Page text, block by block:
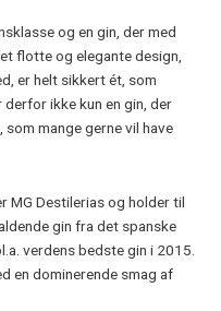
og en gin, der med
flotte og elegante design,
er helt sikkert ét, som
derfor ikke kun en gin, der
mange gerne vil have
MG Destilerias og holder til
gin fra det spanske
verdens bedste gin i 2015.
en dominerende smag af